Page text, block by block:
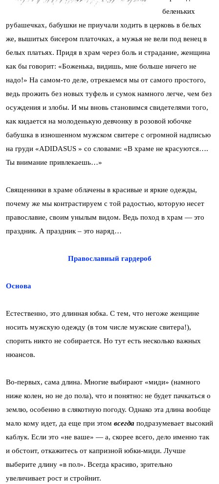
беленьких
рубашечках, бабушки не приучали ходить в церковь в белых
же, вышитых бисером платочках, а мужья не вели под венец в
белых платьях. Придя в храм через боль и страдание, женщина
как бы говорит: «Боженька, видишь, мне больше ничего не
надо!» На самом-то деле, отрекаемся мы от самого простого,
ведь прожить без новых туфель и сумок намного легче, чем без
осуждения и злобы. И мы вновь становимся свидетелями того,
как кидается на молоденькую девчонку в розовой юбочке
бабушка в изношенном мужском свитере с огромной надписью
на груди «ADIDASUS » со словами: «В храме не красуются….
Ты внимание привлекаешь…»
Священники в храме облачены в красивые и яркие одежды,
почему же мы контрастируем с той радостью, которую несет
православие, своим унылым видом. Ведь поход в храм — это
праздник. А праздник – это наряд…
Православный гардероб
Основа
Естественно, это длинная юбка. С тем, что негоже женщине
носить мужскую одежду (в том числе мужские свитера!),
спорить никто не собирается. Но тут есть несколько важных
нюансов.
Во-первых, сама длина. Многие выбирают «миди» (намного
ниже колен, но не до пола), что и понятно: не будет пачкаться о
землю, особенно в слякотную погоду. Однако эта длина вообще
мало кому идет, да еще при этом всегда подразумевает высокий
каблук. Если это «не ваше» — а, скорее всего, дело именно так
и обстоит, откажитесь от капризной юбки-миди. Лучше
выберите длину «в пол». Всегда красиво, зрительно
увеличивает рост и стройнит.